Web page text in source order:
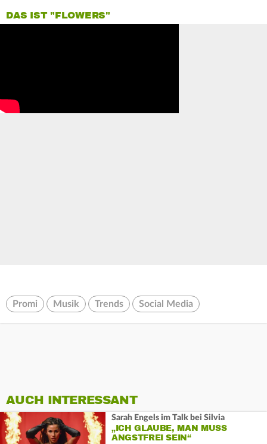
DAS IST "FLOWERS"
Promi Musik Trends Social Media
AUCH INTERESSANT
Sarah Engels im Talk bei Silvia
„ICH GLAUBE, MAN MUSS
ANGSTFREI SEIN“